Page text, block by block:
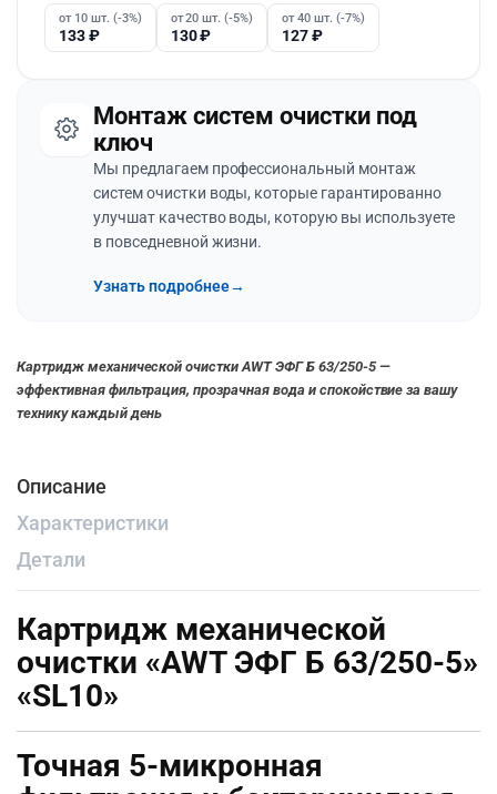
от 10 шт. (-3%)
133₽
от 20 шт. (-5%)
130₽
от 40 шт. (-7%)
127₽
Монтаж систем очистки под
ключ
Мы предлагаем профессиональный монтаж
систем очистки воды, которые гарантированно
улучшат качество воды, которую вы используете
в повседневной жизни.
Узнать подробнее→
Картридж механической очисткиAWT ЭФГ Б 63/250-5 —
эффективная фильтрация, прозрачная вода и спокойствие за вашу
технику каждый день
Описание
Характеристики
Детали
Картридж механической
очистки «AWT ЭФГ Б 63/250-5»
«SL10»
Точная 5-микронная